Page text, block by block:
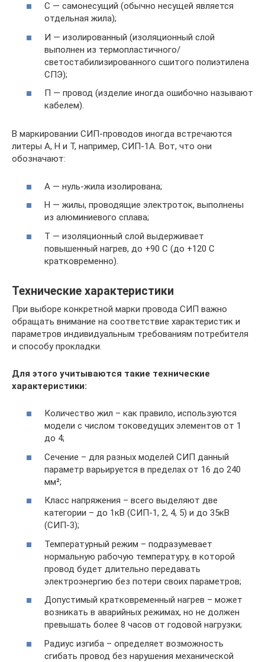
С — самонесущий (обычно несущей является
отдельная жила);
И — изолированный (изоляционный слой
выполнен из термопластичного/
светостабилизированного сшитого полиэтилена
СПЭ);
П — провод (изделие иногда ошибочно называют
кабелем).
В маркировании СИП-проводов иногда встречаются
литеры А, Н и Т, например, СИП-1А. Вот, что они
обозначают:
А — нуль-жила изолирована;
Н — жилы, проводящие электроток, выполнены
из алюминиевого сплава;
Т — изоляционный слой выдерживает
повышенный нагрев, до +90 С (до +120 С
кратковременно).
Технические характеристики
При выборе конкретной марки провода СИП важно
обращать внимание на соответствие характеристик и
параметров индивидуальным требованиям потребителя
и способу прокладки.
Для этого учитываются такие технические
характеристики:
Количество жил – как правило, используются
модели с числом токоведущих элементов от 1
до 4;
Сечение – для разных моделей СИП данный
параметр варьируется в пределах от 16 до 240
мм²;
Класс напряжения – всего выделяют две
категории – до 1кВ (СИП-1, 2, 4, 5) и до 35кВ
(СИП-3);
Температурный режим – подразумевает
нормальную рабочую температуру, в которой
провод будет длительно передавать
электроэнергию без потери своих параметров;
Допустимый кратковременный нагрев – может
возникать в аварийных режимах, но не должен
превышать более 8 часов от годовой нагрузки;
Радиус изгиба – определяет возможность
сгибать провод без нарушения механической